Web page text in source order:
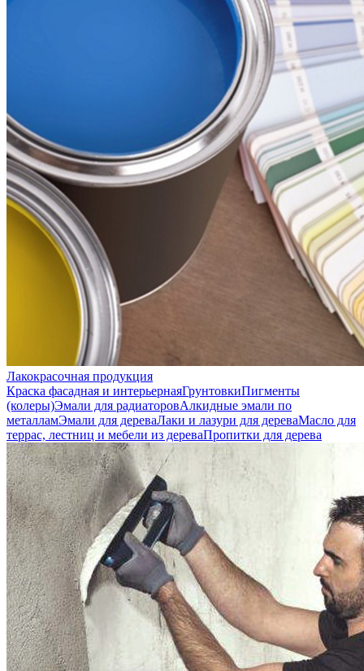
Лакокрасочная продукция
Краска фасадная и интерьернаяГрунтовкиПигменты
(колеры)Эмали для радиаторовАлкидные эмали по
металламЭмали для дереваЛаки и лазури для дереваМасло для
террас, лестниц и мебели из дереваПропитки для дерева